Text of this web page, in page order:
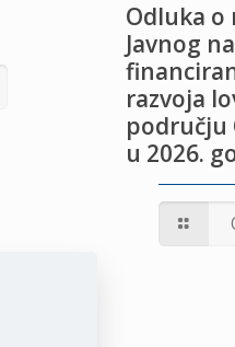
Odluka o
Javnog
razvoja
području
u 2026.